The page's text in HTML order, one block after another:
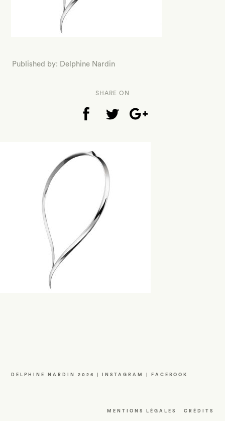
Published by: Delphine Nardin
SHARE ON
DELPHINE NARDIN 2026 | INSTAGRAM FACEBOOK
MENTIONS LÉGALES CRÉDITS